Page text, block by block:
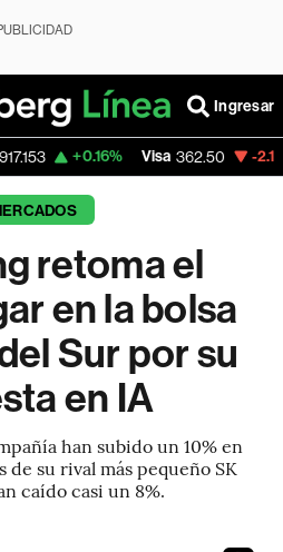
Ingresar
Visa 362.50 -2.15%
retoma el
en la bolsa
Sur por su
en IA
han subido un 10% en
de su rival más pequeño SK
caído casi un 8%.